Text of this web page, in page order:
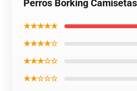
Perros Borking
★★★★★
★★★★☆
★★★☆☆
★★☆☆☆